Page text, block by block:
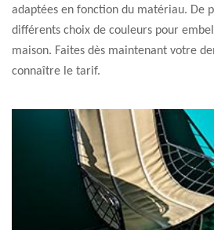
adaptées en fonction du matériau. De
différents choix de couleurs pour
maison. Faites dès maintenant votre
connaître le tarif.